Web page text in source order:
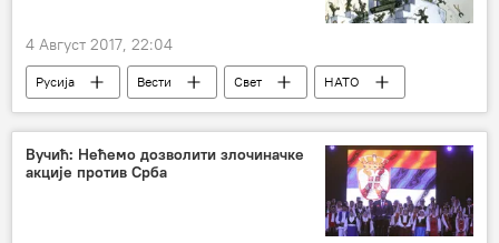
4 Август 2017, 22:04
Русија Вести Свет НАТО
Вучић: Нећемо дозволити злочиначке
акције против Срба